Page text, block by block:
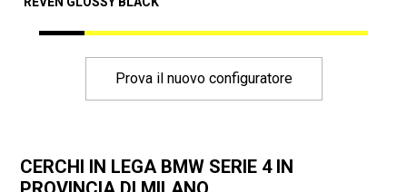
Prova il nuovo configuratore
CERCHI IN LEGA BMW SERIE 4 IN